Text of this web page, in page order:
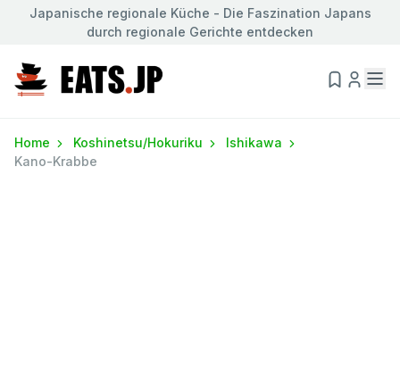
Japanische regionale Küche - Die Faszination Japans
durch regionale Gerichte entdecken
Home Koshinetsu/Hokuriku
Ishikawa
Kano-Krabbe